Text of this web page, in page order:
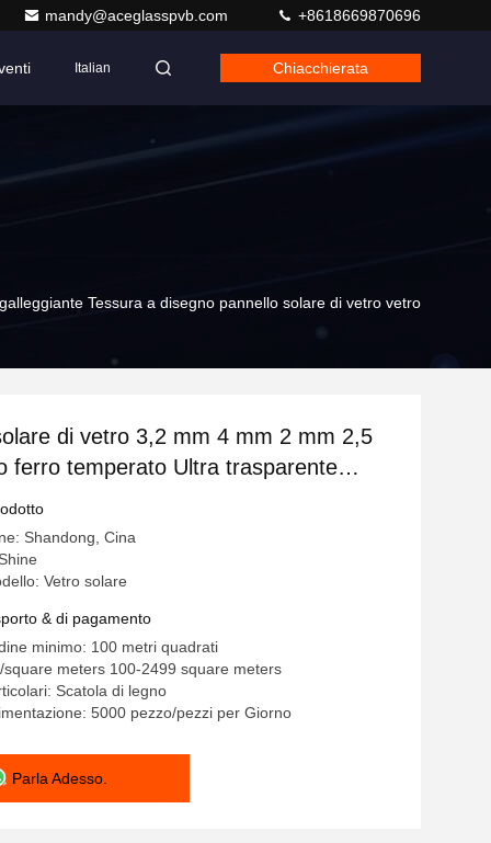
mandy@aceglasspvb.com +8618669870696
Italian Chiacchierata
Tessura a disegno pannello solare di vetro vetro
di vetro 3,2 mm 4 mm 2 mm 2,5
ferro temperato Ultra trasparente
Tessura a disegno pannello solare di
trasparente
Shandong, Cina
Vetro solare
& di pagamento
minimo: 100 metri quadrati
square meters 100-2499 square meters
Scatola di legno
5000 pezzo/pezzi per Giorno
Parla Adesso.